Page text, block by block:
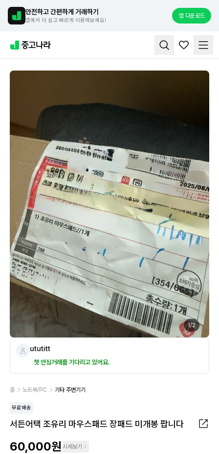
안전하고 간편하게 거래하기
앱에서 더 쉽고 빠르게 이용해보세요!
앱 다운로드
1/2
ututitt
첫 안심거래를 기다리고 있어요.
홈 노트북/PC 기타 주변기기
무료배송
서든어택 조유리 마우스패드 장패드 미개봉 팝니다
60,000원 시세보기